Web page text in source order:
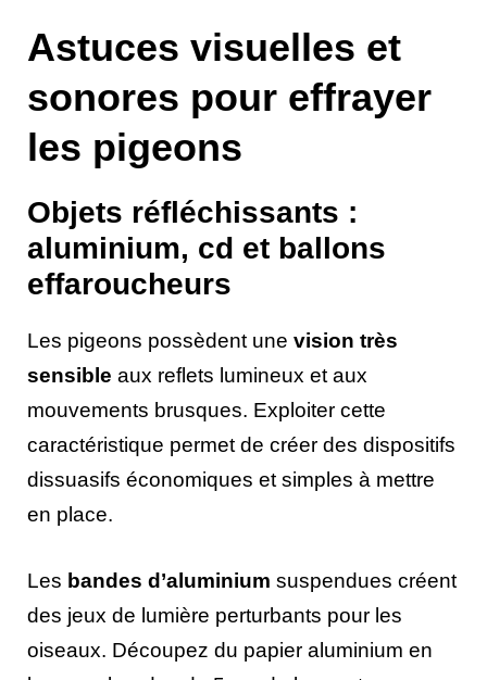
Astuces visuelles et
sonores pour effrayer
les pigeons
Objets réfléchissants :
aluminium, cd et ballons
effaroucheurs
Les pigeons possèdent une vision très
sensible aux reflets lumineux et aux
mouvements brusques. Exploiter cette
caractéristique permet de créer des dispositifs
dissuasifs économiques et simples à mettre
en place.
Les bandes d’aluminium suspendues créent
des jeux de lumière perturbants pour les
oiseaux. Découpez du papier aluminium en